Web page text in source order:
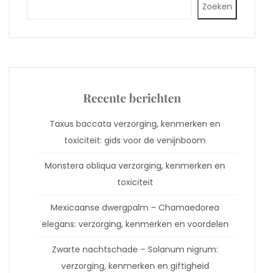
Zoeken
Recente berichten
Taxus baccata verzorging, kenmerken en
toxiciteit: gids voor de venijnboom
Monstera obliqua verzorging, kenmerken en
toxiciteit
Mexicaanse dwergpalm – Chamaedorea
elegans: verzorging, kenmerken en voordelen
Zwarte nachtschade – Solanum nigrum:
verzorging, kenmerken en giftigheid